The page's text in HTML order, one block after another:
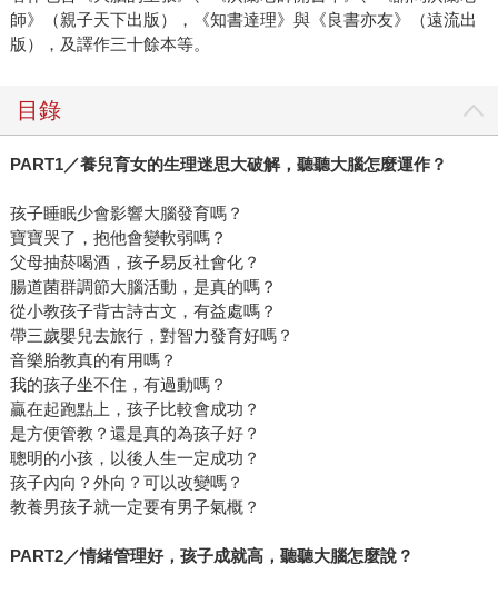
師》（親子天下出版），《知書達理》與《良書亦友》（遠流出
版），及譯作三十餘本等。
目錄
PART1／養兒育女的生理迷思大破解，聽聽大腦怎麼運作？
孩子睡眠少會影響大腦發育嗎？
寶寶哭了，抱他會變軟弱嗎？
父母抽菸喝酒，孩子易反社會化？
腸道菌群調節大腦活動，是真的嗎？
從小教孩子背古詩古文，有益處嗎？
帶三歲嬰兒去旅行，對智力發育好嗎？
音樂胎教真的有用嗎？
我的孩子坐不住，有過動嗎？
贏在起跑點上，孩子比較會成功？
是方便管教？還是真的為孩子好？
聰明的小孩，以後人生一定成功？
孩子內向？外向？可以改變嗎？
教養男孩子就一定要有男子氣概？
PART2／情緒管理好，孩子成就高，聽聽大腦怎麼說？